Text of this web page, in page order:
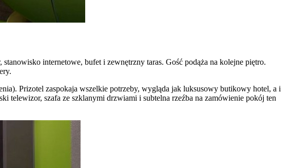
internetowe, bufet i zewnętrzny taras. Gość podąża na kolejne piętro.
Prizotel zaspokaja wszelkie potrzeby, wygląda jak luksusowy butikowy hotel, a i
telewizor, szafa ze szklanymi drzwiami i subtelna rzeźba na zamówienie pokój ten